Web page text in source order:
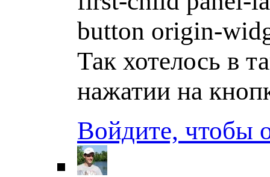
button origin-
Так хотелось в
нажатии на
Войдите, чтобы